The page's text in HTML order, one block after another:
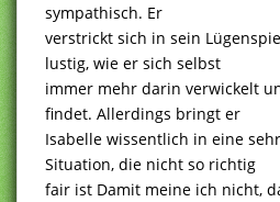
sympathisch. Er
verstrickt sich in sein
lustig, wie er sich selbst
immer mehr darin verwickelt
findet. Allerdings bringt er
Isabelle wissentlich in eine
Situation, die nicht so richtig
fair ist Damit meine ich nicht,